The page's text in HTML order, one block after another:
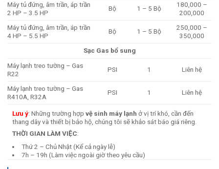
Máy tủ đứng, âm trần, áp trần
2 HP – 3.5 HP
Bộ 1 – 5 Bộ
180,000 –
200,000
Máy tủ đứng, âm trần, áp trần
4 HP – 5.5 HP
Bộ 1 – 5 Bộ
250,000 –
350,000
Sạc Gas bổ sung
Máy lạnh treo tường – Gas
R22
PSI 1 Liên hệ
Máy lạnh treo tường – Gas
R410A, R32A
PSI 1 Liên hệ
Lưu ý: Những trường hợp vệ sinh máy lạnh ở vị trí khó, cần đến
thang dây và thiết bị bảo hộ, chúng tôi sẽ khảo sát báo giá riêng.
THỜI GIAN LÀM VIỆC:
Thứ 2 – Chủ Nhật (Kể cả ngày lễ)
7h – 19h (Làm việc ngoài giờ theo yêu cầu)